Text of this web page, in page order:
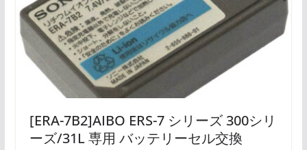
[ERA-7B2]AIBO ERS-7 シリーズ 300シリ
ーズ/31L 専用 バッテリーセル交換